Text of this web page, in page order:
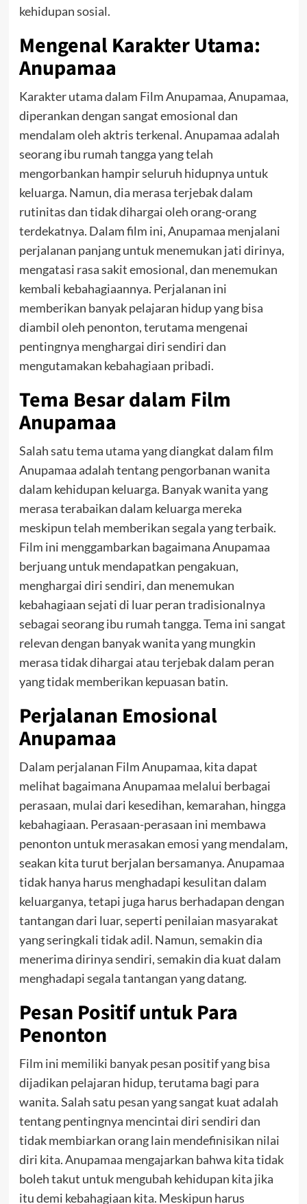
kehidupan sosial.
Mengenal Karakter Utama:
Anupamaa
Karakter utama dalam Film Anupamaa, Anupamaa,
diperankan dengan sangat emosional dan
mendalam oleh aktris terkenal. Anupamaa adalah
seorang ibu rumah tangga yang telah
mengorbankan hampir seluruh hidupnya untuk
keluarga. Namun, dia merasa terjebak dalam
rutinitas dan tidak dihargai oleh orang-orang
terdekatnya. Dalam film ini, Anupamaa menjalani
perjalanan panjang untuk menemukan jati dirinya,
mengatasi rasa sakit emosional, dan menemukan
kembali kebahagiaannya. Perjalanan ini
memberikan banyak pelajaran hidup yang bisa
diambil oleh penonton, terutama mengenai
pentingnya menghargai diri sendiri dan
mengutamakan kebahagiaan pribadi.
Tema Besar dalam Film
Anupamaa
Salah satu tema utama yang diangkat dalam film
Anupamaa adalah tentang pengorbanan wanita
dalam kehidupan keluarga. Banyak wanita yang
merasa terabaikan dalam keluarga mereka
meskipun telah memberikan segala yang terbaik.
Film ini menggambarkan bagaimana Anupamaa
berjuang untuk mendapatkan pengakuan,
menghargai diri sendiri, dan menemukan
kebahagiaan sejati di luar peran tradisionalnya
sebagai seorang ibu rumah tangga. Tema ini sangat
relevan dengan banyak wanita yang mungkin
merasa tidak dihargai atau terjebak dalam peran
yang tidak memberikan kepuasan batin.
Perjalanan Emosional
Anupamaa
Dalam perjalanan Film Anupamaa, kita dapat
melihat bagaimana Anupamaa melalui berbagai
perasaan, mulai dari kesedihan, kemarahan, hingga
kebahagiaan. Perasaan-perasaan ini membawa
penonton untuk merasakan emosi yang mendalam,
seakan kita turut berjalan bersamanya. Anupamaa
tidak hanya harus menghadapi kesulitan dalam
keluarganya, tetapi juga harus berhadapan dengan
tantangan dari luar, seperti penilaian masyarakat
yang seringkali tidak adil. Namun, semakin dia
menerima dirinya sendiri, semakin dia kuat dalam
menghadapi segala tantangan yang datang.
Pesan Positif untuk Para
Penonton
Film ini memiliki banyak pesan positif yang bisa
dijadikan pelajaran hidup, terutama bagi para
wanita. Salah satu pesan yang sangat kuat adalah
tentang pentingnya mencintai diri sendiri dan
tidak membiarkan orang lain mendefinisikan nilai
diri kita. Anupamaa mengajarkan bahwa kita tidak
boleh takut untuk mengubah kehidupan kita jika
itu demi kebahagiaan kita. Meskipun harus